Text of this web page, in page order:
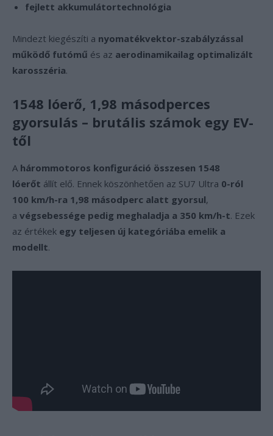
fejlett akkumulátortechnológia
Mindezt kiegészíti a nyomatékvektor-szabályzással
működő futómű és az aerodinamikailag optimalizált
karosszéria.
1548 lóerő, 1,98 másodperces
gyorsulás – brutális számok egy EV-
től
A hárommotoros konfiguráció összesen 1548
lóerőt állít elő. Ennek köszönhetően az SU7 Ultra 0-ról
100 km/h-ra 1,98 másodperc alatt gyorsul,
a végsebessége pedig meghaladja a 350 km/h-t. Ezek
az értékek egy teljesen új kategóriába emelik a
modellt.